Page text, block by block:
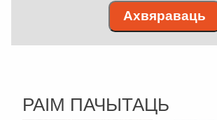
Ахвяраваць
РАІМ ПАЧЫТАЦЬ